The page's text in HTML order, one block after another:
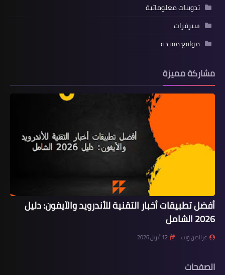
تدوينات معلوماتية
سيرفرات
مواقع مفيدة
مشاركة مميزة
أفضل تطبيقات أخبار التقنية للأندرويد والآيفون: دليل
2026 الشامل
عزالدين ويب 12 أبريل 2026
الصفحات